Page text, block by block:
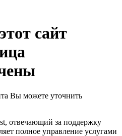
сайт
Вы можете уточнить
отвечающий за поддержку
полное управление услугами